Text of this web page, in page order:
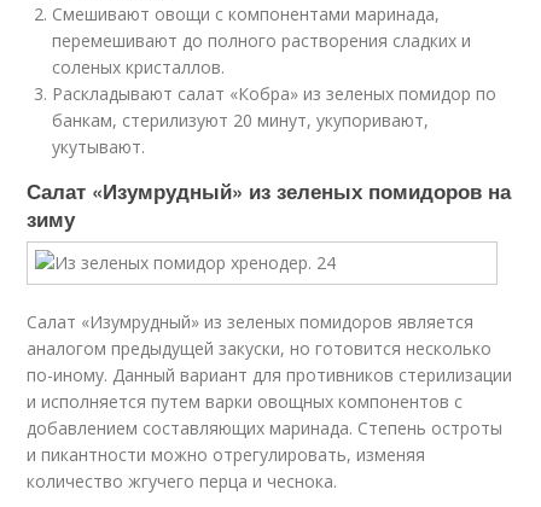
Смешивают овощи с компонентами маринада,
перемешивают до полного растворения сладких и
соленых кристаллов.
Раскладывают салат «Кобра» из зеленых помидор по
банкам, стерилизуют 20 минут, укупоривают,
укутывают.
Салат «Изумрудный» из зеленых помидоров на
зиму
Салат «Изумрудный» из зеленых помидоров является
аналогом предыдущей закуски, но готовится несколько
по-иному. Данный вариант для противников стерилизации
и исполняется путем варки овощных компонентов с
добавлением составляющих маринада. Степень остроты
и пикантности можно отрегулировать, изменяя
количество жгучего перца и чеснока.